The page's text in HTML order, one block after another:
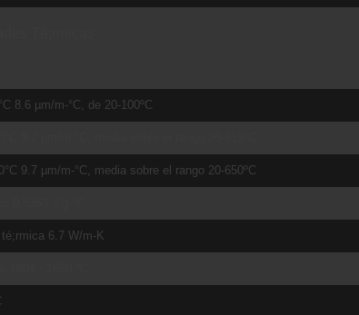
8.6 µm/m-°C, de 20-100ºC
9.7 µm/m-°C, media sobre el rango 20-650ºC
6.7 W/m-K